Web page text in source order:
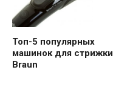
Топ-5 популярных
машинок для стрижки
Braun